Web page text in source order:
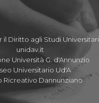
il Diritto agli Studi Universitari
unidav.it
Università G. d'Annunzio
Universitario Ud'A
Ricreativo Dannunziano